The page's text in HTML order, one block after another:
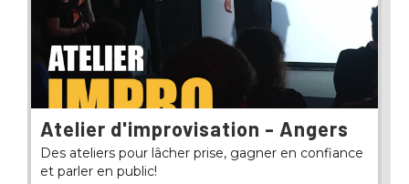
Atelier d'improvisation - Angers
Des ateliers pour lâcher prise, gagner en confiance
et parler en public!